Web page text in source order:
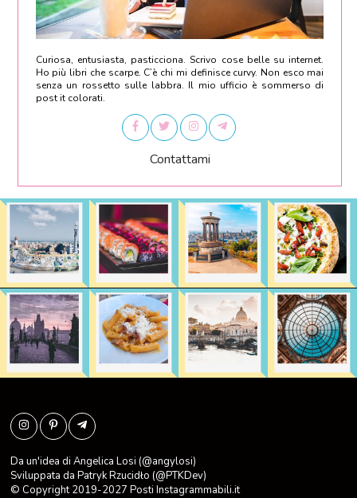
Curiosa, entusiasta, pasticciona. Scrivo cose belle su internet.
Ho più libri che scarpe. C’è chi mi definisce curvy. Non esco mai
senza un rossetto sulle labbra. Il mio ufficio è sommerso di
post it colorati.
Contattami
Da un'idea di Angelica Losi (@angylosi)
Sviluppata daPatryk Rzucidło (@PTKDev)
© Copyright 2019-2027Posti Instagrammabili.it